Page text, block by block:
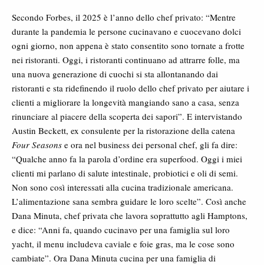
Secondo Forbes, il 2025 è l’anno dello chef privato: “Mentre
durante la pandemia le persone cucinavano e cuocevano dolci
ogni giorno, non appena è stato consentito sono tornate a frotte
nei ristoranti. Oggi, i ristoranti continuano ad attrarre folle, ma
una nuova generazione di cuochi si sta allontanando dai
ristoranti e sta ridefinendo il ruolo dello chef privato per aiutare i
clienti a migliorare la longevità mangiando sano a casa, senza
rinunciare al piacere della scoperta dei sapori”. E intervistando
Austin Beckett, ex consulente per la ristorazione della catena
Four Seasons e ora nel business dei personal chef, gli fa dire:
“Qualche anno fa la parola d’ordine era superfood. Oggi i miei
clienti mi parlano di salute intestinale, probiotici e oli di semi.
Non sono così interessati alla cucina tradizionale americana.
L’alimentazione sana sembra guidare le loro scelte”. Così anche
Dana Minuta, chef privata che lavora soprattutto agli Hamptons,
e dice: “Anni fa, quando cucinavo per una famiglia sul loro
yacht, il menu includeva caviale e foie gras, ma le cose sono
cambiate”. Ora Dana Minuta cucina per una famiglia di